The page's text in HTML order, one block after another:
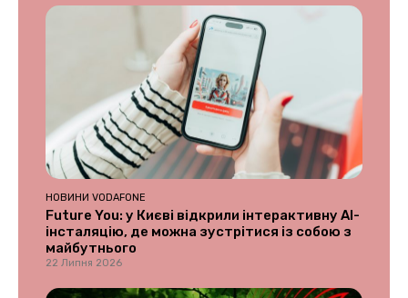
НОВИНИ VODAFONE
Future You: у Києві відкрили інтерактивну AI-
інсталяцію, де можна зустрітися із собою з
майбутнього
22 Липня 2026